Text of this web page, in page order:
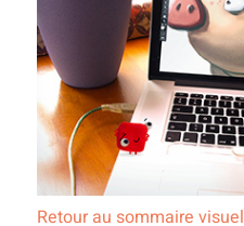
Retour au sommaire visuel